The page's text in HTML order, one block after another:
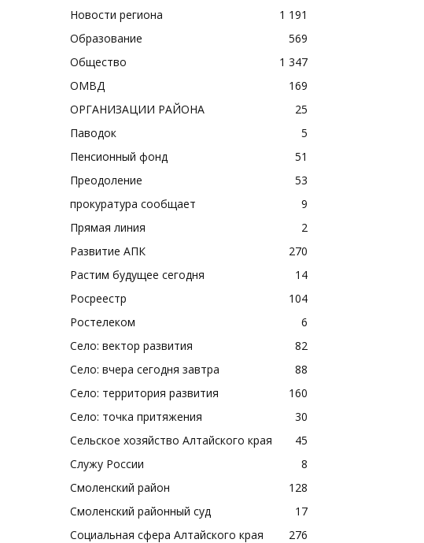
Новости региона
1 191
Образование
569
Общество
1 347
ОМВД
169
ОРГАНИЗАЦИИ РАЙОНА
25
Паводок
5
Пенсионный фонд
51
Преодоление
53
прокуратура сообщает
9
Прямая линия
2
Развитие АПК
270
Растим будущее сегодня
14
Росреестр
104
Ростелеком
6
Село: вектор развития
82
Село: вчера сегодня завтра
88
Село: территория развития
160
Село: точка притяжения
30
Сельское хозяйство Алтайского края
45
Служу России
8
Смоленский район
128
Смоленский районный суд
17
Социальная сфера Алтайского края
276